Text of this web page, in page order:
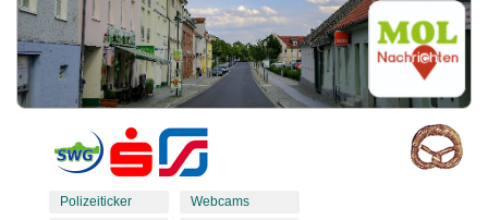
Polizeiticker
Webcams